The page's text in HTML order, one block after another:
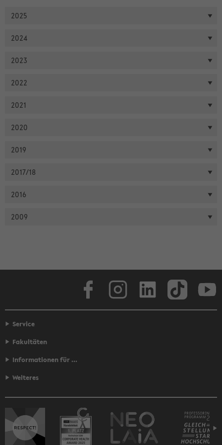
2025
2024
2023
2022
2021
2020
2019
2017/18
2016
2009
Face­book
Service
Fakultäten
Informationen für ...
Weiteres